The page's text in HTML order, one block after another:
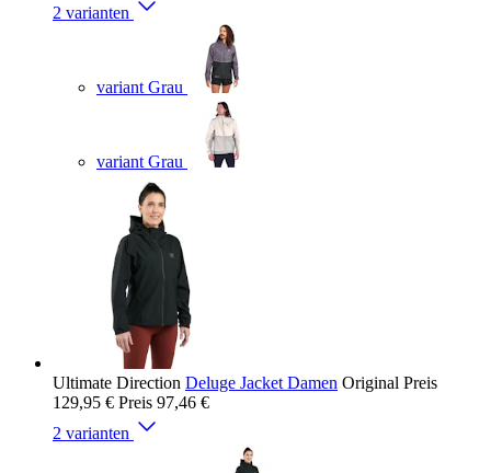
2 varianten
variant Grau
variant Grau
Ultimate Direction Deluge Jacket Damen Original Preis
129,95 € Preis 97,46 €
2 varianten